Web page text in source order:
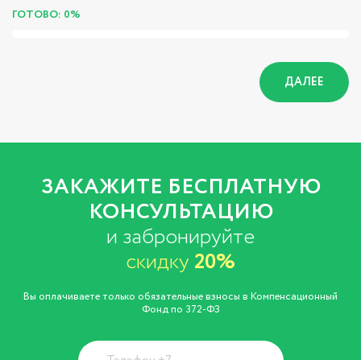
ГОТОВО: 0%
ДАЛЕЕ
ЗАКАЖИТЕ БЕСПЛАТНУЮ
КОНСУЛЬТАЦИЮ
и забронируйте
скидку 20%
Вы оплачиваете только обязательные взносы в Компенсационный
Фонд по 372-ФЗ